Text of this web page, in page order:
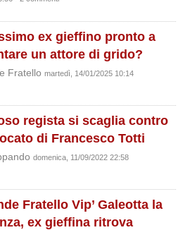
ex gieffino pronto a
un attore di grido?
Fratello martedì, 14/01/2025 10:14
regista si scaglia contro
di Francesco Totti
domenica, 11/09/2022 22:58
Fratello Vip’ Galeotta la
ex gieffina ritrova